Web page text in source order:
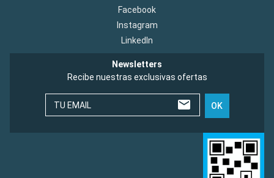
Facebook
Instagram
LinkedIn
Newsletters
Recibe nuestras exclusivas ofertas
TU EMAIL OK